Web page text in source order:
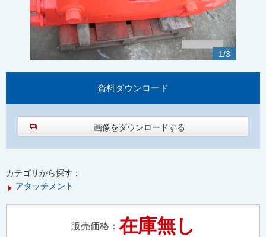
1/3
資料ダウンロード
画像をダウンロードする
カテゴリから探す：
アタッチメント
販売価格： 在庫無し